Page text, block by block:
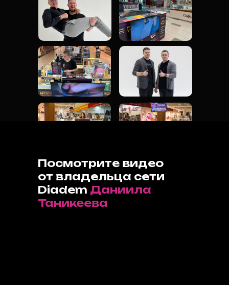
Посмотрите видео
от владельца сети
Diadem Даниила
Таникеева